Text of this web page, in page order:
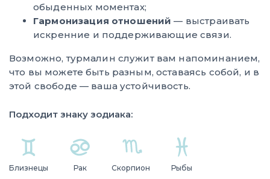
обыденных моментах;
Гармонизация отношений — выстраивать
искренние и поддерживающие связи.
Возможно, турмалин служит вам напоминанием,
что вы можете быть разным, оставаясь собой, и в
этой свободе — ваша устойчивость.
Подходит знаку зодиака:
Близнецы Рак Скорпион Рыбы